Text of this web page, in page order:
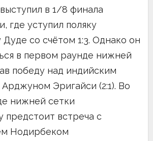
в 1/8 финала
где уступил поляку
со счётом 1:3. Однако он
в первом раунде нижней
победу над индийским
Эригайси (2:1). Во
нижней сетки
встреча с
Нодирбеком